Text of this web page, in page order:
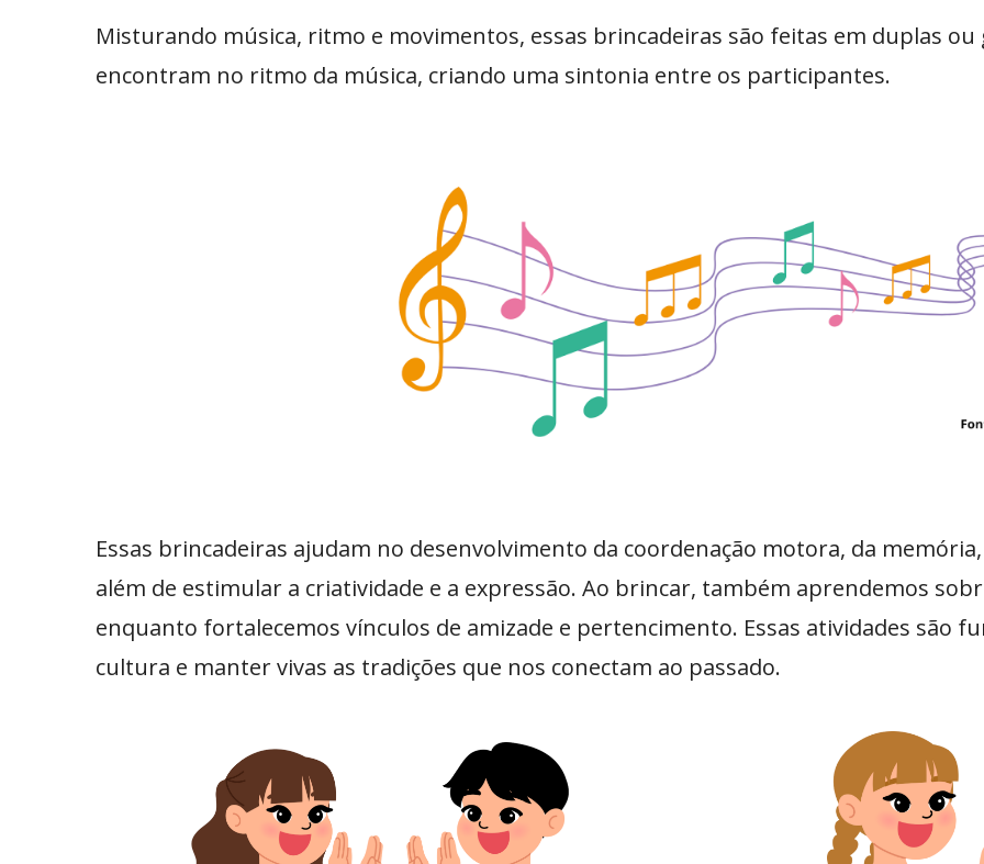
Misturando música, ritmo e movimentos, essas brincadeiras são feitas em duplas ou
encontram no ritmo da música, criando uma sintonia entre os participantes.
Essas brincadeiras ajudam no desenvolvimento da coordenação motora, da
além de estimular a criatividade e a expressão. Ao brincar, também aprendemos
enquanto fortalecemos vínculos de amizade e pertencimento. Essas atividades são
cultura e manter vivas as tradições que nos conectam ao passado.